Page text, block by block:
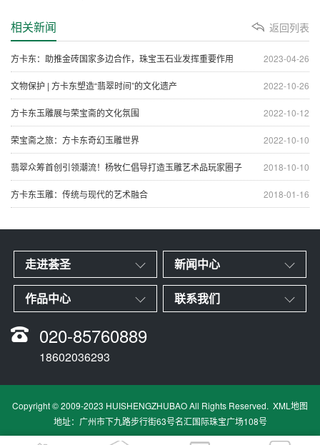
返回列表
相关新闻
2023-04-26
方卡东：助推金砖国家多边合作，珠宝玉石业发挥重要作用
2022-10-26
文物保护 | 方卡东塑造“翡翠时间”的文化遗产
2022-10-12
方卡东玉雕展与荣宝斋的文化氛围
2022-10-10
荣宝斋之旅：方卡东奇幻玉雕世界
2018-10-10
翡翠众筹首创引领潮流！杨牧仁倡导打造玉雕艺术品玩家圈子
2018-01-16
方卡东玉雕：传统与现代的艺术融合
走进荟圣 新闻中心
作品中心 联系我们
020-85760889
18602036293
Copyright © 2009-2023 HUISHENGZHUBAO All Rights Reserved. XML地图
地址：广州市下九路步行街63号名汇国际珠宝广场108号